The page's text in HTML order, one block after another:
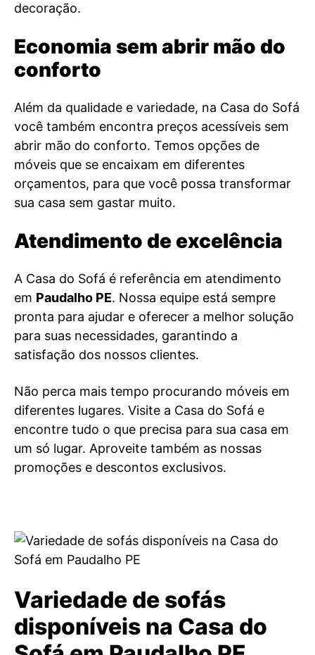
decoração.
Economia sem abrir mão do
conforto
Além da qualidade e variedade, na Casa do Sofá
você também encontra preços acessíveis sem
abrir mão do conforto. Temos opções de
móveis que se encaixam em diferentes
orçamentos, para que você possa transformar
sua casa sem gastar muito.
Atendimento de excelência
A Casa do Sofá é referência em atendimento
em Paudalho PE. Nossa equipe está sempre
pronta para ajudar e oferecer a melhor solução
para suas necessidades, garantindo a
satisfação dos nossos clientes.
Não perca mais tempo procurando móveis em
diferentes lugares. Visite a Casa do Sofá e
encontre tudo o que precisa para sua casa em
um só lugar. Aproveite também as nossas
promoções e descontos exclusivos.
Variedade de sofás
disponíveis na Casa do